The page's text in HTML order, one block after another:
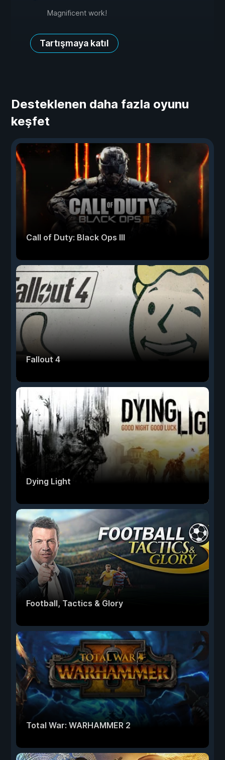
Magnificent work!
Tartışmaya katıl
Desteklenen daha fazla oyunu
keşfet
Call of Duty: Black Ops III
Fallout 4
Dying Light
Football, Tactics & Glory
Total War: WARHAMMER 2